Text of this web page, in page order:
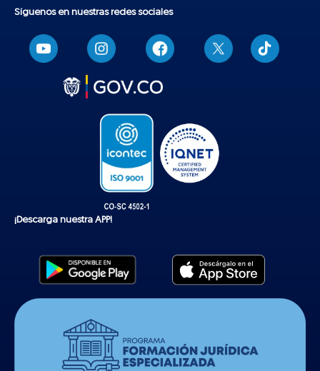
Síguenos en nuestras redes sociales
T
i
k
¡Descarga nuestra APP!